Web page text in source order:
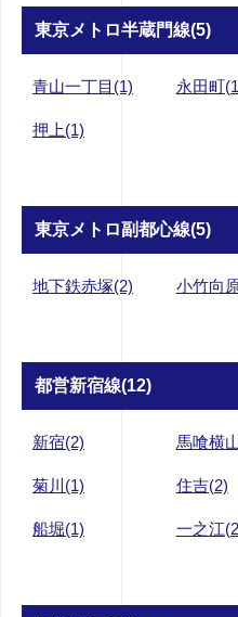
東京メトロ半蔵門線(5)
青山一丁目(1) 永田町
押上(1)
東京メトロ副都心線(5)
地下鉄赤塚(2) 小竹向
都営新宿線(12)
新宿(2) 馬喰横
菊川(1) 住吉(2)
船堀(1) 一之江